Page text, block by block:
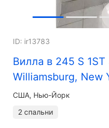
Вилла в 245 S 1ST
Williamsburg, New
ID: ir13783
США, Нью-Йорк
2 спальни